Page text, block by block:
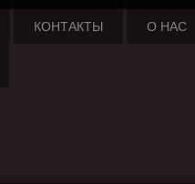
КОНТАКТЫ О НАС